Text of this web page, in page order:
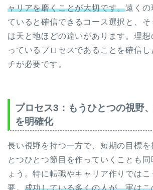
ャリアを磨くことが大切です。遠くの
ていると確信できるコース選択と、
は天と地ほどの違いがあります。理
っているプロセスであることを確信し
チが必要です。
プロセス3：もうひとつの視野
を明確化
長い視野を持つ一方で、短期の目標を
とつひとつ節目を作っていくことも同
ょう。特に転職やキャリア作りでは
要。 成功している多くの人が、実は